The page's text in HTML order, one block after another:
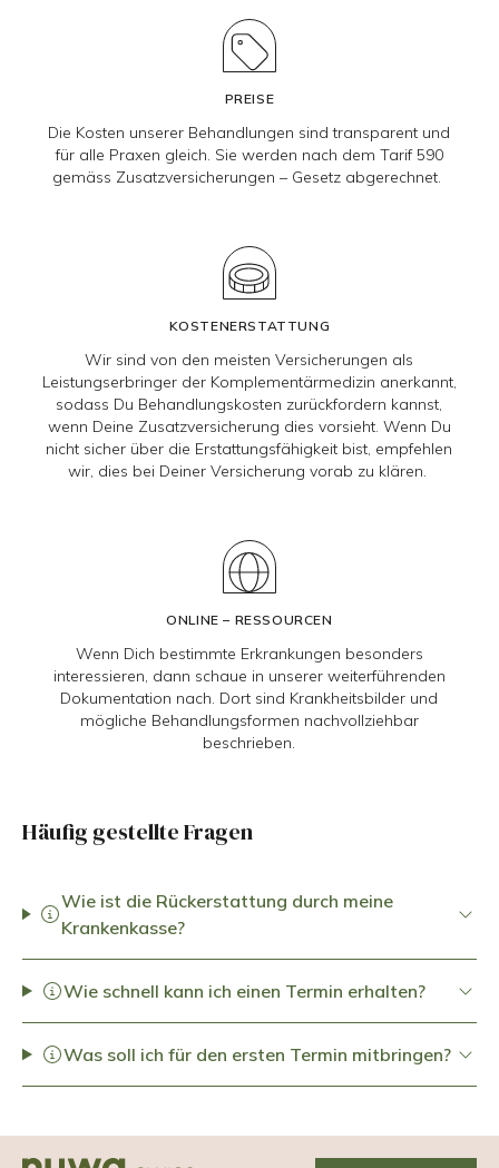
PREISE
Die Kosten unserer Behandlungen sind transparent und
für alle Praxen gleich. Sie werden nach dem Tarif 590
gemäss Zusatzversicherungen – Gesetz abgerechnet.
KOSTENERSTATTUNG
Wir sind von den meisten Versicherungen als
Leistungserbringer der Komplementärmedizin anerkannt,
sodass Du Behandlungskosten zurückfordern kannst,
wenn Deine Zusatzversicherung dies vorsieht. Wenn Du
nicht sicher über die Erstattungsfähigkeit bist, empfehlen
wir, dies bei Deiner Versicherung vorab zu klären.
ONLINE – RESSOURCEN
Wenn Dich bestimmte Erkrankungen besonders
interessieren, dann schaue in unserer weiterführenden
Dokumentation nach. Dort sind Krankheitsbilder und
mögliche Behandlungsformen nachvollziehbar
beschrieben.
Häufig gestellte Fragen
Wie ist die Rückerstattung durch meine
Krankenkasse?
Wie schnell kann ich einen Termin erhalten?
Was soll ich für den ersten Termin mitbringen?